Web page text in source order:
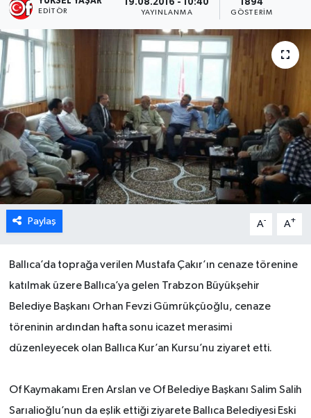
EDITÖR
19.08.2016 - 10:40
YAYINLANMA
1894
GÖSTERIM
Paylaş A- A+
Ballıca’da toprağa verilen Mustafa Çakır’ın cenaze törenine
katılmak üzere Ballıca’ya gelen Trabzon Büyükşehir
Belediye Başkanı Orhan Fevzi Gümrükçüoğlu, cenaze
töreninin ardından hafta sonu icazet merasimi
düzenleyecek olan Ballıca Kur’an Kursu’nu ziyaret etti.
Of Kaymakamı Eren Arslan ve Of Belediye Başkanı Salim Salih
Sarıalioğlu’nun da eşlik ettiği ziyarete Ballıca Belediyesi Eski
Son Dakika Haberleri
Haber Arşivi